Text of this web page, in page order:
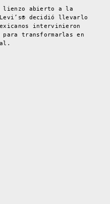
lienzo abierto a la
decidió llevarlo
intervinieron
transformarlas en